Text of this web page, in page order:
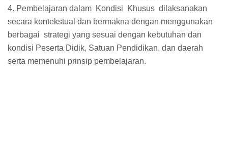
4. Pembelajaran dalam Kondisi Khusus dilaksanakan
secara kontekstual dan bermakna dengan menggunakan
berbagai strategi yang sesuai dengan kebutuhan dan
kondisi Peserta Didik, Satuan Pendidikan, dan daerah
serta memenuhi prinsip pembelajaran.